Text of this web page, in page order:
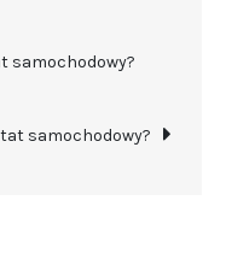
samochodowy?
samochodowy?